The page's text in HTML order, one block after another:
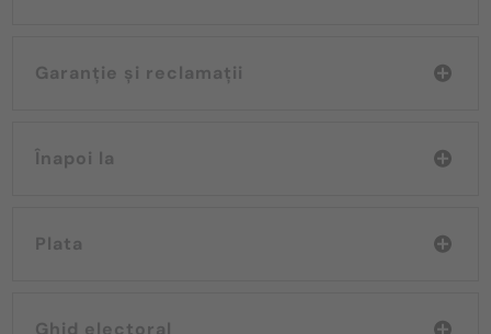
Garanție și reclamații
Înapoi la
Plata
Ghid electoral